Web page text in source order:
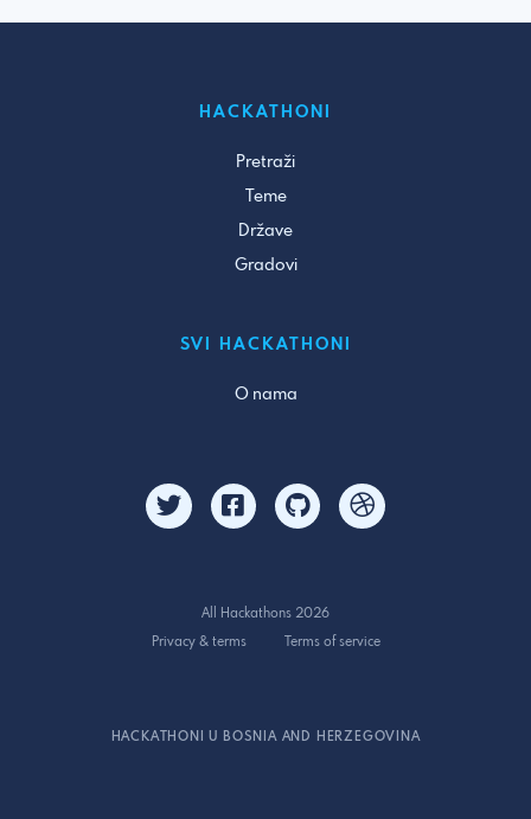
HACKATHONI
Pretraži
Teme
Države
Gradovi
SVI HACKATHONI
O nama
All Hackathons 2026
Privacy & terms
Terms of service
HACKATHONI U BOSNIA AND HERZEGOVINA